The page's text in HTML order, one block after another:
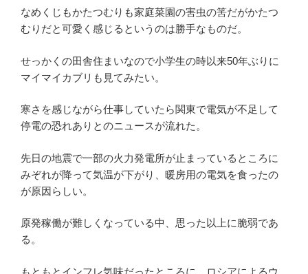
なめくじもかたつむりも家庭菜園の害虫の筈だがかたつ
むりだと可愛く感じるというのは勝手なものだ。
せっかくの田舎住まいなので小学生の時以来50年ぶりに
マイマイカブリも見てみたい。
寒さを感じながら仕事していたら関東で電気が不足して
停電の恐れありとのニュースが流れた。
先日の地震で一部の火力発電所が止まっているところに
みぞれが降って気温が下がり、暖房用の電気を食ったの
が原因らしい。
原発稼働が難しくなっている中、思った以上に脆弱であ
る。
もともとインフレ気味だったところに、ロシアによるウ